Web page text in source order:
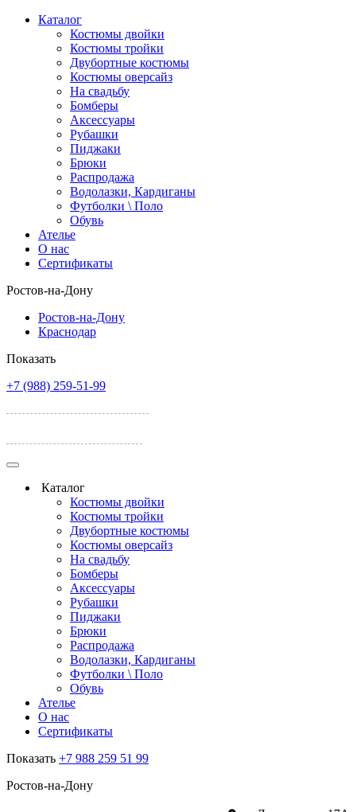
Каталог
Костюмы двойки
Костюмы тройки
Двубортные костюмы
Костюмы оверсайз
На свадьбу
Бомберы
Аксессуары
Рубашки
Пиджаки
Брюки
Распродажа
Водолазки, Кардиганы
Футболки \ Поло
Обувь
Ателье
О нас
Сертификаты
Ростов-на-Дону
Ростов-на-Дону
Краснодар
Показать
+7 (988) 259-51-99
Каталог
Костюмы двойки
Костюмы тройки
Двубортные костюмы
Костюмы оверсайз
На свадьбу
Бомберы
Аксессуары
Рубашки
Пиджаки
Брюки
Распродажа
Водолазки, Кардиганы
Футболки \ Поло
Обувь
Ателье
О нас
Сертификаты
Показать +7 988 259 51 99
Ростов-на-Дону